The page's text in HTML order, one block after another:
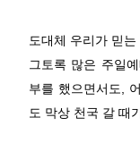
도대체 우리가 믿
그토록 많은 주일
부를 했으면서도,
도 막상 천국 갈 때